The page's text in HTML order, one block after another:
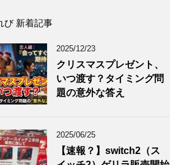
び 新着記事
2025/12/23
クリスマスプレゼント、
いつ渡す？タイミング問
題の意外な答え
2025/06/25
【速報？】switch2（ス